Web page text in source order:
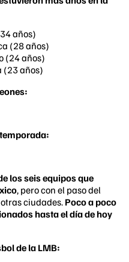
años)
(28 años)
(24 años)
(23 años)
los seis equipos que
, pero con el paso del
ciudades. Poco a poco
hasta el día de hoy
de la LMB: